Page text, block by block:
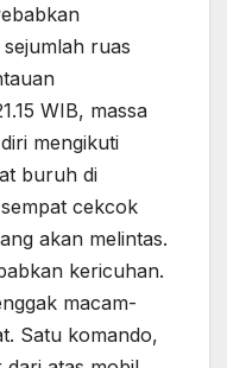
ruas
WIB, massa
mengikuti
buruh di
cekcok
akan melintas.
kericuhan.
macam-
Satu komando,